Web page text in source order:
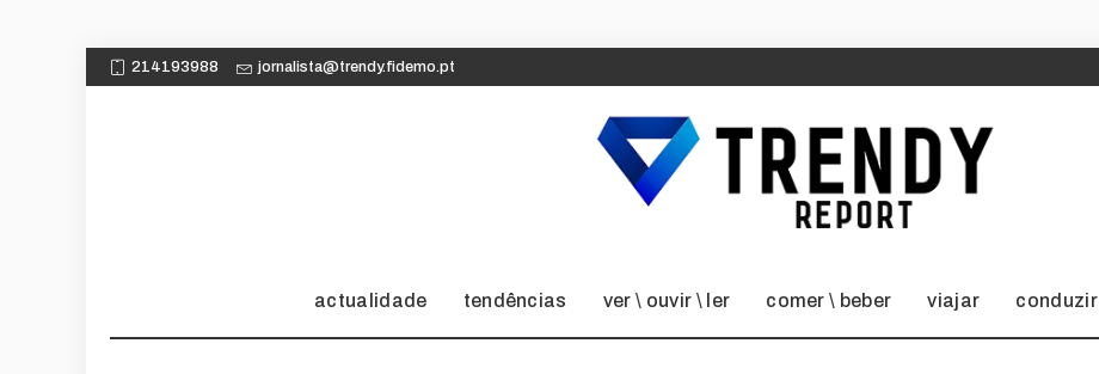
214193988 jornalista@trendy.fidemo.pt
actualidade tendências ver \ ouvir \ ler comer \ beber viajar conduzir